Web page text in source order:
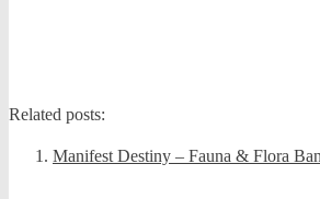
Related posts:
Manifest Destiny – Fauna & Flora